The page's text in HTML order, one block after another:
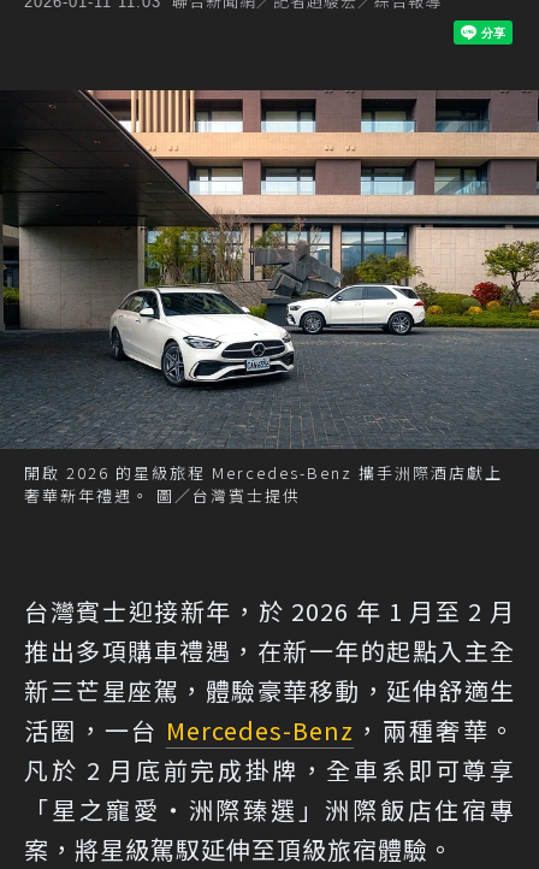
開啟 2026 的星級旅程 Mercedes-Benz 攜手洲際酒店獻上
奢華新年禮遇。 圖／台灣賓士提供
台灣賓士迎接新年，於 2026 年 1 月至 2 月
推出多項購車禮遇，在新一年的起點入主全
新三芒星座駕，體驗豪華移動，延伸舒適生
活圈，一台 Mercedes-Benz ，兩種奢華。
凡於 2 月底前完成掛牌，全車系即可尊享
「星之寵愛・洲際臻選」洲際飯店住宿專
案，將星級駕馭延伸至頂級旅宿體驗。